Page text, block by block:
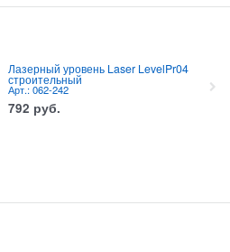
Лазерный уровень Laser LevelPr04
строительный
Арт.: 062-242
792 руб.